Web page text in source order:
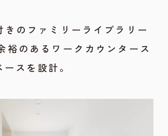
きのファミリーライブラリー
裕のあるワークカウンタース
ースを設計。